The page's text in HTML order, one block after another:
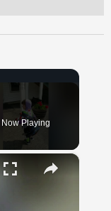
Now Playing
×